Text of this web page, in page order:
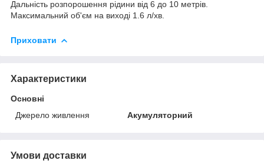
Дальність розпорошення рідини від 6 до 10 метрів.
Максимальний об'єм на виході 1.6 л/хв.
Приховати
Характеристики
Основні
Джерело живлення
Акумуляторний
Умови доставки